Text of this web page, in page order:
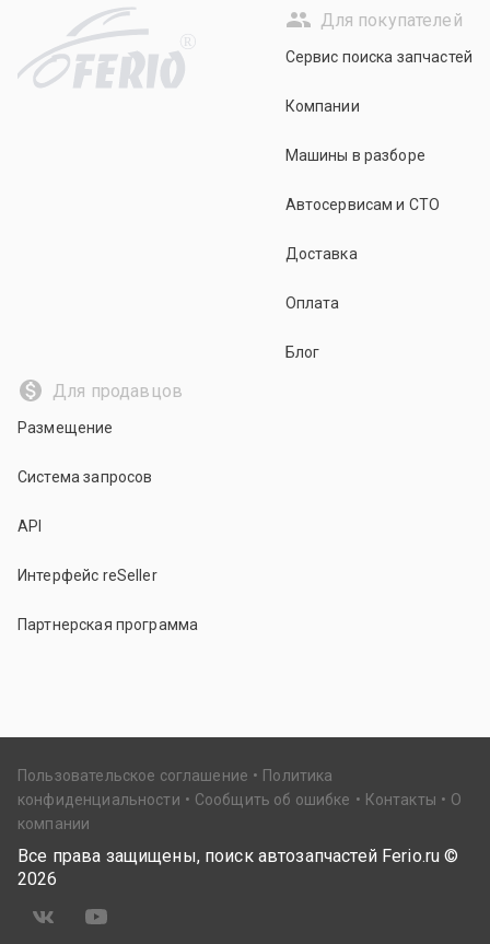
R
Для покупателей
Сервис поиска запчастей
Компании
Машины в разборе
Автосервисам и СТО
Доставка
Оплата
Блог
Для продавцов
Размещение
Система запросов
API
Интерфейс reSeller
Партнерская программа
Пользовательское соглашение
Политика
конфиденциальности
Сообщить об ошибке Контакты
О
компании
Все права защищены, поиск автозапчастей Ferio.ru ©
2026